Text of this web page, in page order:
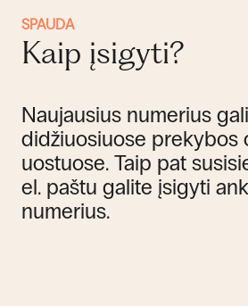
SPAUDA
Kaip įsigyti?
Naujausius numerius
didžiuosiuose prekybos
uostuose. Taip pat
el. paštu galite įsigyti
numerius.